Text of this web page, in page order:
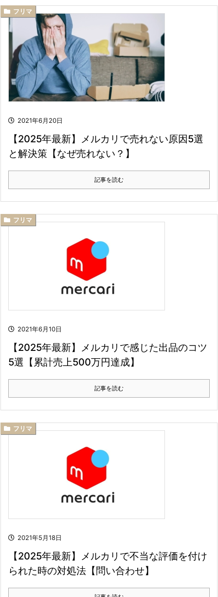
2021年6月20日
フリマ
【2025年最新】メルカリで売れない原因5選
と解決策【なぜ売れない？】
記事を読む
2021年6月10日
フリマ
【2025年最新】メルカリで感じた出品のコツ
5選【累計売上500万円達成】
記事を読む
2021年5月18日
フリマ
【2025年最新】メルカリで不当な評価を付け
られた時の対処法【問い合わせ】